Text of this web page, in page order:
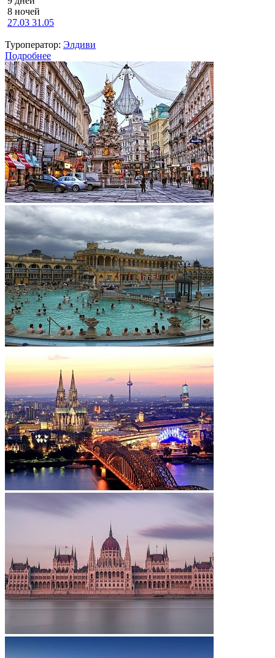
8 ночей
27.03 31.05
Туроператор: Элдиви
Подробнее